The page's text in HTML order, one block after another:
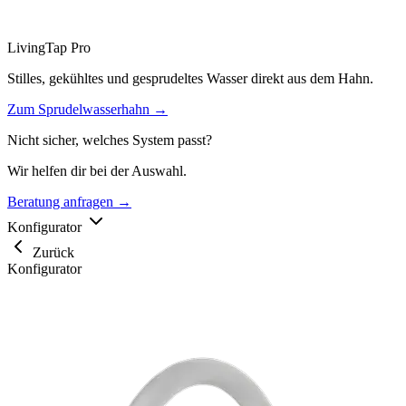
LivingTap Pro
Stilles, gekühltes und gesprudeltes Wasser direkt aus dem Hahn.
Zum Sprudelwasserhahn →
Nicht sicher, welches System passt?
Wir helfen dir bei der Auswahl.
Beratung anfragen →
Konfigurator
Zurück
Konfigurator